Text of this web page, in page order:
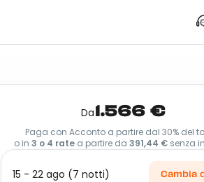
Da1.566 €
Paga con Acconto a partire dal 30% del
o in 3 o 4 ratea partire da 391,44 €senza
15 - 22 ago (7 notti) Cambia